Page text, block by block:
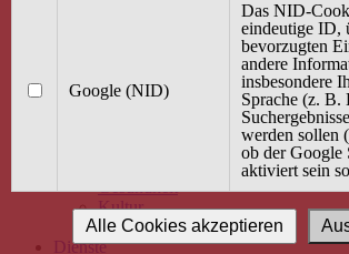
Angebot / Kurs suchen
Babybauch & Elternschaft
Gesundheit
Kultur
Alle Kurse
Dienste
Google (NID)
Das NID-
eindeutige ID,
bevorzugten
andere
insbesondere
Sprache (z. B.
werden sollen
ob der Google
aktiviert sein
Alle Cookies akzeptieren